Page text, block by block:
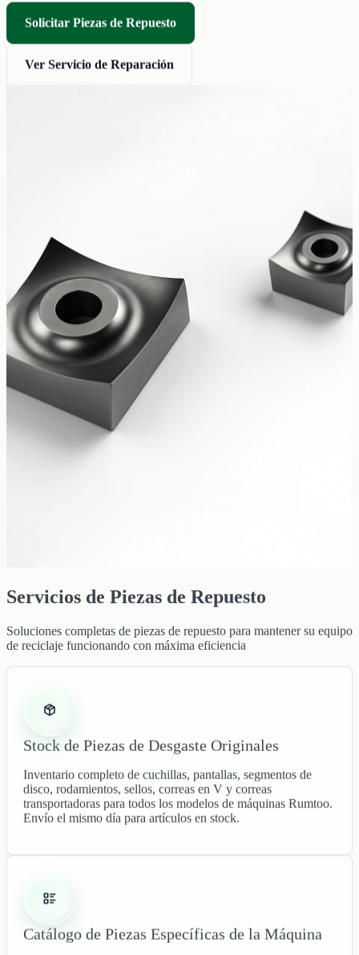
Solicitar Piezas de Repuesto
Ver Servicio de Reparación
Servicios de Piezas de Repuesto
Soluciones completas de piezas de repuesto para mantener su equipo
de reciclaje funcionando con máxima eficiencia
Stock de Piezas de Desgaste Originales
Inventario completo de cuchillas, pantallas, segmentos de
disco, rodamientos, sellos, correas en V y correas
transportadoras para todos los modelos de máquinas Rumtoo.
Envío el mismo día para artículos en stock.
Catálogo de Piezas Específicas de la Máquina